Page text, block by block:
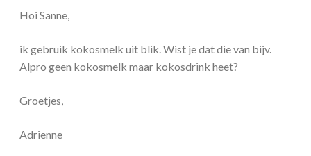
Hoi Sanne,
ik gebruik kokosmelk uit blik. Wist je dat die van bijv.
Alpro geen kokosmelk maar kokosdrink heet?
Groetjes,
Adrienne